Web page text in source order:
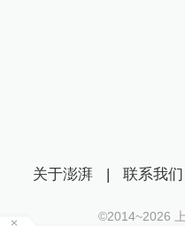
关于澎湃 | 联系我们
©2014~2026